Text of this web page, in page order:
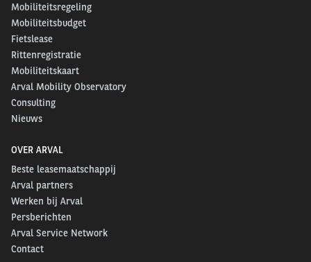
Mobiliteitsregeling
Mobiliteitsbudget
Fietslease
Rittenregistratie
Mobiliteitskaart
Arval Mobility Observatory
Consulting
Nieuws
OVER ARVAL
Beste leasemaatschappij
Arval partners
Werken bij Arval
Persberichten
Arval Service Network
Contact